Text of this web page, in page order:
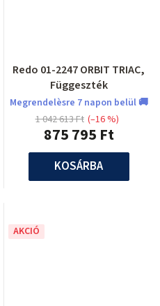
Redo 01-2247 ORBIT TRIAC,
Függeszték
Megrendelèsre 7 napon belül 🚚
875 795 Ft
1 042 613 Ft (–16 %)
KOSÁRBA
AKCIÓ